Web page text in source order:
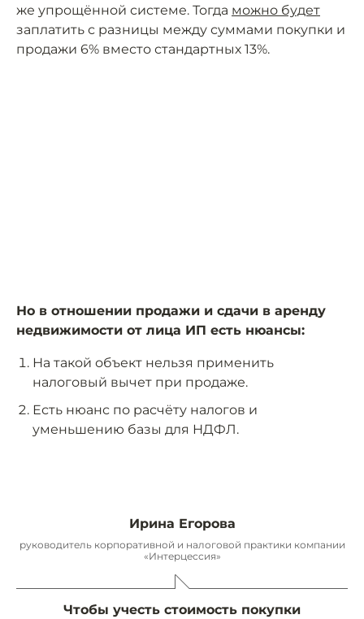
же упрощённой системе. Тогда можно будет
заплатить с разницы между суммами покупки и
продажи 6% вместо стандартных 13%.
Но в отношении продажи и сдачи в аренду
недвижимости от лица ИП есть нюансы:
На такой объект нельзя применить
налоговый вычет при продаже.
Есть нюанс по расчёту налогов и
уменьшению базы для НДФЛ.
Ирина Егорова
руководитель корпоративной и налоговой практики компании
«Интерцессия»
Чтобы учесть стоимость покупки